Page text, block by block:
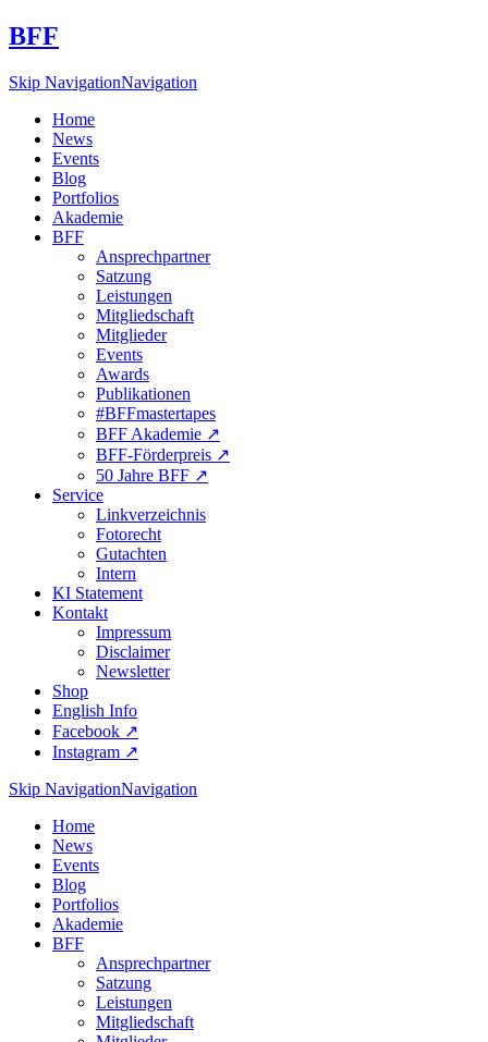
BFF
Skip NavigationNavigation
Home
News
Events
Blog
Portfolios
Akademie
BFF
Ansprechpartner
Satzung
Leistungen
Mitgliedschaft
Mitglieder
Events
Awards
Publikationen
#BFFmastertapes
BFF Akademie ↗︎
BFF-Förderpreis ↗︎
50 Jahre BFF ↗︎
Service
Linkverzeichnis
Fotorecht
Gutachten
Intern
KI Statement
Kontakt
Impressum
Disclaimer
Newsletter
Shop
English Info
Facebook ↗︎
Instagram ↗︎
Skip NavigationNavigation
Home
News
Events
Blog
Portfolios
Akademie
BFF
Ansprechpartner
Satzung
Leistungen
Mitgliedschaft